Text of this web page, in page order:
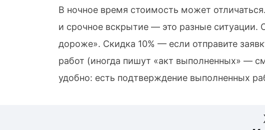
В ночное время стоимость может
и срочное вскрытие — это разные ситуации.
дороже». Скидка 10% — если отправите
работ (иногда пишут «акт выполненных» —
удобно: есть подтверждение выполненных